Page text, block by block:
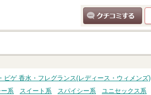
クチコミする
ピゲ 香水・フレグランス(レディース・ウィメンズ)
系 スイート系 スパイシー系 ユニセックス系